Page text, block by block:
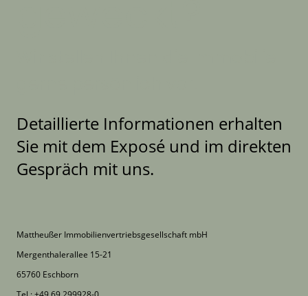
Detaillierte Informationen erhalten
Sie mit dem Exposé und im direkten
Gespräch mit uns.
Mattheußer Immobilienvertriebsgesellschaft mbH
Mergenthalerallee 15-21
65760 Eschborn